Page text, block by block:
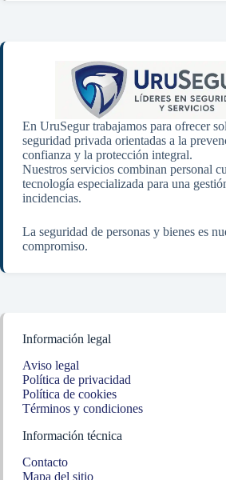
En UruSegur trabajamos para ofrecer
seguridad privada orientadas a la
confianza y la protección integral.
Nuestros servicios combinan personal
tecnología especializada para una
incidencias.
La seguridad de personas y bienes es
compromiso.
Información legal
Aviso legal
Política de privacidad
Política de cookies
Términos y condiciones
Información técnica
Contacto
Mapa del sitio